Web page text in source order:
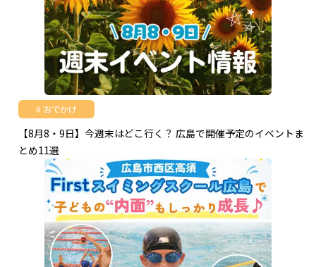
おでかけ
【8月8・9日】今週末はどこ行く？ 広島で開催予定のイベントま
とめ11選